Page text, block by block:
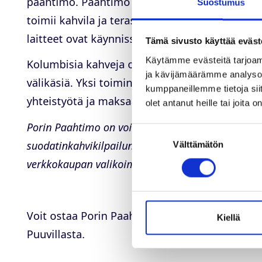
Suostumus
Tämä sivusto käyttää
Käytämme evästeitä
ja kävijämäärämme
kumppaneillemme tietoja
olet antanut heille tai joita
valinta
Välttämätön
Kiellä
toimii kahvila ja terassi, jossa voit aistia
laitteet ovat käynnissä.
Kolumbisia kahveja olemme ostaneet jo
välikäsiä. Yksi toimintamme kulmakivistä on
yhteistyötä ja maksaa raakakahvista hintaa,
Porin Paahtimo on voittanut Helsinki Coffee
suodatinkahvikilpailun, vuonna 2020 ja vuonna
verkkokaupan valikoimastamme.
Voit ostaa Porin Paahtimon tuotteita
Puuvillasta.